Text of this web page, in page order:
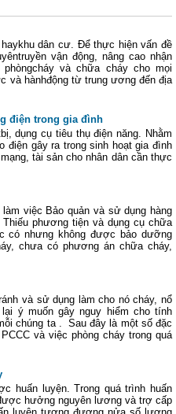
dân cư. Để thực hiện vấn đề
vận động, nâng cao nhận
và chữa cháy cho mọi
và hànhđộng từ trung ương đến địa
điện trong gia đình
dụng cụ tiêu thụ điện năng. Nhằm
điện gây ra trong sinh hoạt gia đình
tài sản cho nhân dân cần thực
việc Bảo quản và sử dụng hàng
Thiếu phương tiện và dụng cụ chữa
có nhưng không được bảo dưỡng
chưa có phương án chữa cháy,
và sử dụng làm cho nó cháy, nổ
ý muốn gây nguy hiểm cho tính
chúng ta . Sau đây là một số đặc
và việc phòng cháy trong quá
huấn luyện. Trong quá trình huấn
hưởng nguyên lương và trợ cấp